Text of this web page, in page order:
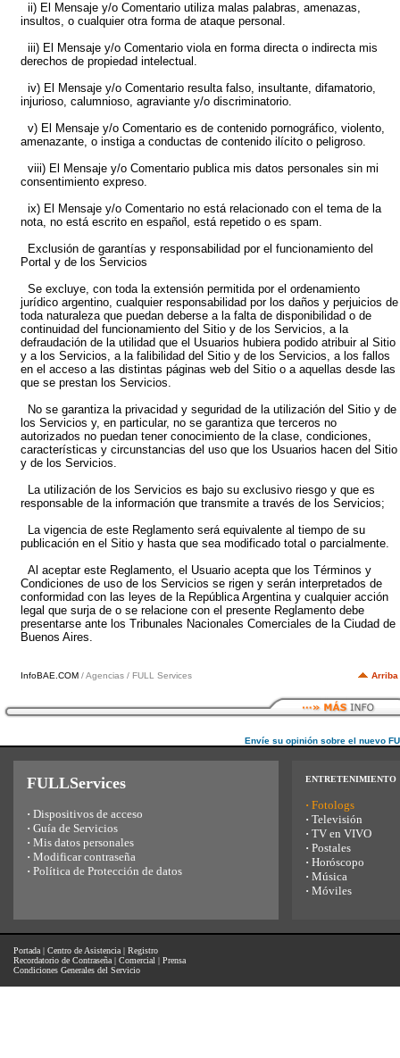
ii) El Mensaje y/o Comentario utiliza malas palabras, amenazas,
insultos, o cualquier otra forma de ataque personal.
iii) El Mensaje y/o Comentario viola en forma directa o indirecta mis
derechos de propiedad intelectual.
iv) El Mensaje y/o Comentario resulta falso, insultante, difamatorio,
injurioso, calumnioso, agraviante y/o discriminatorio.
v) El Mensaje y/o Comentario es de contenido pornográfico, violento,
amenazante, o instiga a conductas de contenido ilícito o peligroso.
viii) El Mensaje y/o Comentario publica mis datos personales sin mi
consentimiento expreso.
ix) El Mensaje y/o Comentario no está relacionado con el tema de la
nota, no está escrito en español, está repetido o es spam.
Exclusión de garantías y responsabilidad por el funcionamiento del
Portal y de los Servicios
Se excluye, con toda la extensión permitida por el ordenamiento
jurídico argentino, cualquier responsabilidad por los daños y perjuicios de
toda naturaleza que puedan deberse a la falta de disponibilidad o de
continuidad del funcionamiento del Sitio y de los Servicios, a la
defraudación de la utilidad que el Usuarios hubiera podido atribuir al Sitio
y a los Servicios, a la falibilidad del Sitio y de los Servicios, a los fallos
en el acceso a las distintas páginas web del Sitio o a aquellas desde las
que se prestan los Servicios.
No se garantiza la privacidad y seguridad de la utilización del Sitio y de
los Servicios y, en particular, no se garantiza que terceros no
autorizados no puedan tener conocimiento de la clase, condiciones,
características y circunstancias del uso que los Usuarios hacen del Sitio
y de los Servicios.
La utilización de los Servicios es bajo su exclusivo riesgo y que es
responsable de la información que transmite a través de los Servicios;
La vigencia de este Reglamento será equivalente al tiempo de su
publicación en el Sitio y hasta que sea modificado total o parcialmente.
Al aceptar este Reglamento, el Usuario acepta que los Términos y
Condiciones de uso de los Servicios se rigen y serán interpretados de
conformidad con las leyes de la República Argentina y cualquier acción
legal que surja de o se relacione con el presente Reglamento debe
presentarse ante los Tribunales Nacionales Comerciales de la Ciudad de
Buenos Aires.
InfoBAE.COM / Agencias / FULL Services Arriba
Envíe su opinión sobre el nuevo
FULLServices
· Dispositivos de acceso
· Guía de Servicios
· Mis datos personales
· Modificar contraseña
· Política de Protección de datos
ENTRETENIMIENTO
· Fotologs
· Televisión
· TV en VIVO
· Postales
· Horóscopo
· Música
· Móviles
Portada | Centro de Asistencia | Registro
Recordatorio de Contraseña | Comercial | Prensa
Condiciones Generales del Servicio